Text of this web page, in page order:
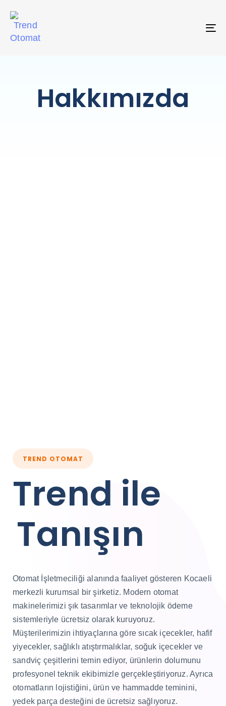
Hakkımızda
TREND OTOMAT
Trend ile
Tanışın
Otomat İşletmeciliği alanında faaliyet gösteren Kocaeli
merkezli kurumsal bir şirketiz. Modern otomat
makinelerimizi şık tasarımlar ve teknolojik ödeme
sistemleriyle ücretsiz olarak kuruyoruz.
Müşterilerimizin ihtiyaçlarına göre sıcak içecekler, hafif
yiyecekler, sağlıklı atıştırmalıklar, soğuk içecekler ve
sandviç çeşitlerini temin ediyor, ürünlerin dolumunu
profesyonel teknik ekibimizle gerçekleştiriyoruz. Ayrıca
otomatların lojistiğini, ürün ve hammadde teminini,
yedek parça desteğini de ücretsiz sağlıyoruz.